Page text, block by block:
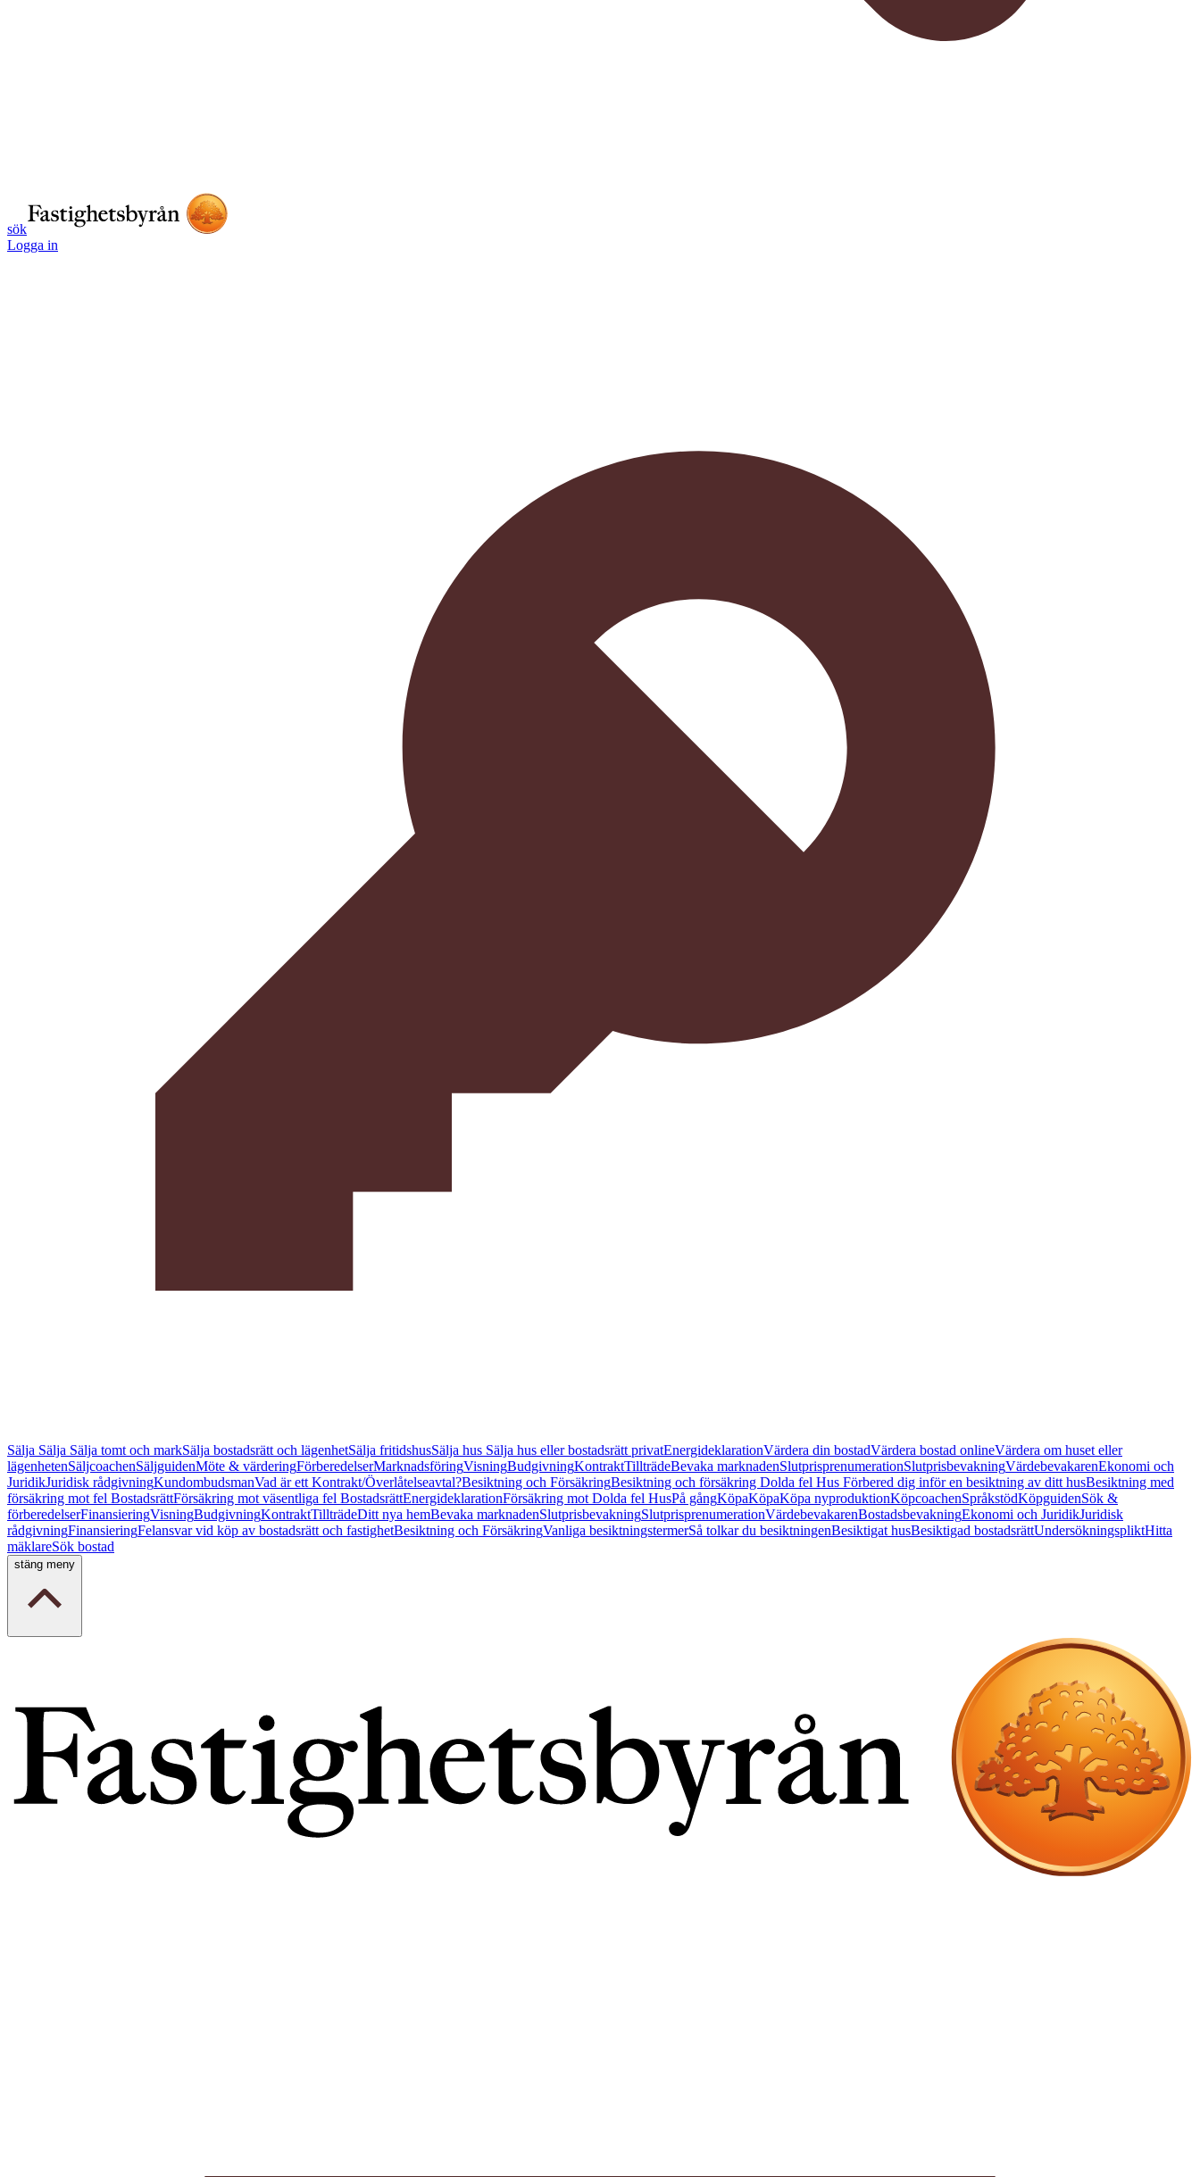
sök
Logga in
Sälja Sälja Sälja tomt och markSälja bostadsrätt och lägenhetSälja fritidshusSälja hus Sälja hus eller bostadsrätt privatEnergideklarationVärdera din bostadVärdera bostad onlineVärdera om huset eller
lägenhetenSäljcoachenSäljguidenMöte & värderingFörberedelserMarknadsföringVisningBudgivningKontraktTillträdeBevaka marknadenSlutprisprenumerationSlutprisbevakningVärdebevakarenEkonomi och
JuridikJuridisk rådgivningKundombudsmanVad är ett Kontrakt/Överlåtelseavtal?Besiktning och FörsäkringBesiktning och försäkring Dolda fel Hus Förbered dig inför en besiktning av ditt husBesiktning med
försäkring mot fel BostadsrättFörsäkring mot väsentliga fel BostadsrättEnergideklarationFörsäkring mot Dolda fel HusPå gångKöpaKöpaKöpa nyproduktionKöpcoachenSpråkstödKöpguidenSök &
förberedelserFinansieringVisningBudgivningKontraktTillträdeDitt nya hemBevaka marknadenSlutprisbevakningSlutprisprenumerationVärdebevakarenBostadsbevakningEkonomi och JuridikJuridisk
rådgivningFinansieringFelansvar vid köp av bostadsrätt och fastighetBesiktning och FörsäkringVanliga besiktningstermerSå tolkar du besiktningenBesiktigat husBesiktigad bostadsrättUndersökningspliktHitta
mäklareSök bostad
stäng meny